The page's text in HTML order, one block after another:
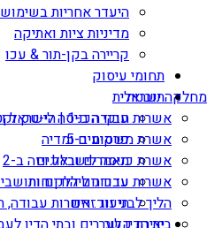
היעדר אחריות
מדיניות ציות ואתיקה
קריירה בקן-תור & עכו
תחומי עיסוק
מחלקה ישראלית
אשרות עבודה ב-1 | הי-טק וקטגוריות נוספות
אשרת משקיע ב-5
אשרת כניסה לישראל ויזה ב-2
אשרות עבודה ליהודים
הליך לבני זוג זרים
תובנות
חוקי הכניסה לישראל
פרסומים ומדיה
מאמרים ובלוגים
עדכונים ללקוחות
תיעוד: אשרות עבודה,